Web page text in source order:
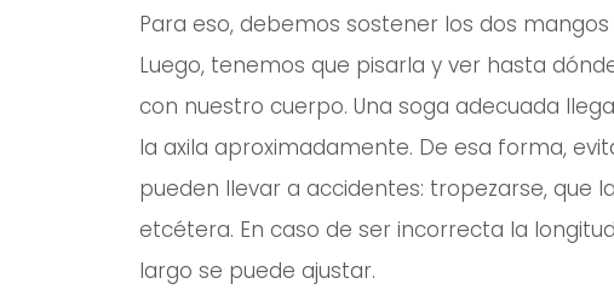
Para eso, debemos sostener los dos
Luego, tenemos que pisarla y ver hasta
con nuestro cuerpo. Una soga adecuada
la axila aproximadamente. De esa forma,
pueden llevar a accidentes: tropezarse, que
etcétera. En caso de ser incorrecta la
largo se puede ajustar.